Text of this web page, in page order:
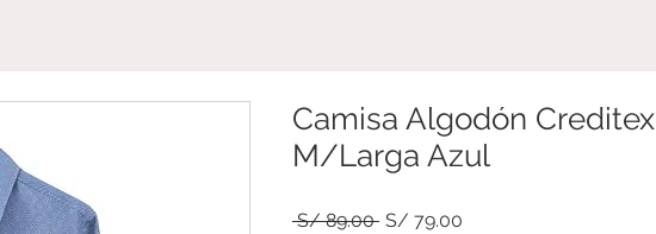
Camisa Algodón Creditex
M/Larga Azul
S/ 89.00 Precio
S/ 79.00